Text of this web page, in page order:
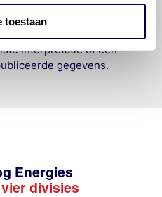
toestaan
uit te voeren. Hij/zij
uitgever en
interpretatie of een
gegevens.
Energies
vier divisies